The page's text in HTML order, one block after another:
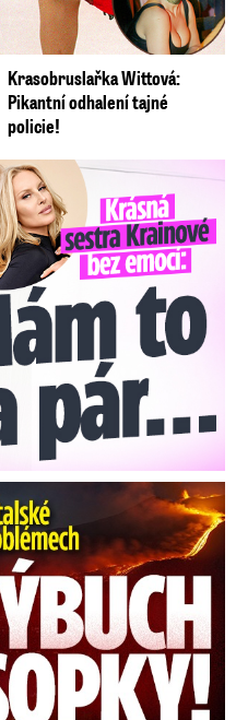
Krasobruslařka Wittová:
Pikantní odhalení tajné
policie!
Mám to za pár…
letů